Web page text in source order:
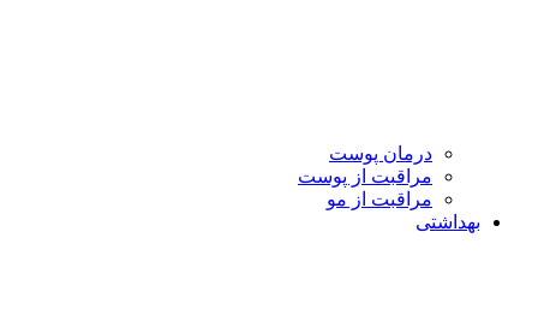
درمان پوست
مراقبت از پوست
مراقبت از مو
بهداشتی